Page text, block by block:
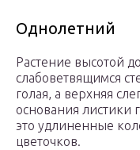
Однолетний
Растение высотой
слабоветвящимся
голая, а верхняя
основания листики
это удлиненные
цветочков.